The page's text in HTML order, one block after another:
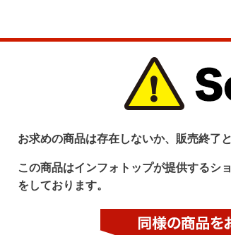
お求めの商品は存在しないか、販売終了
この商品はインフォトップが提供するシ
をしております。